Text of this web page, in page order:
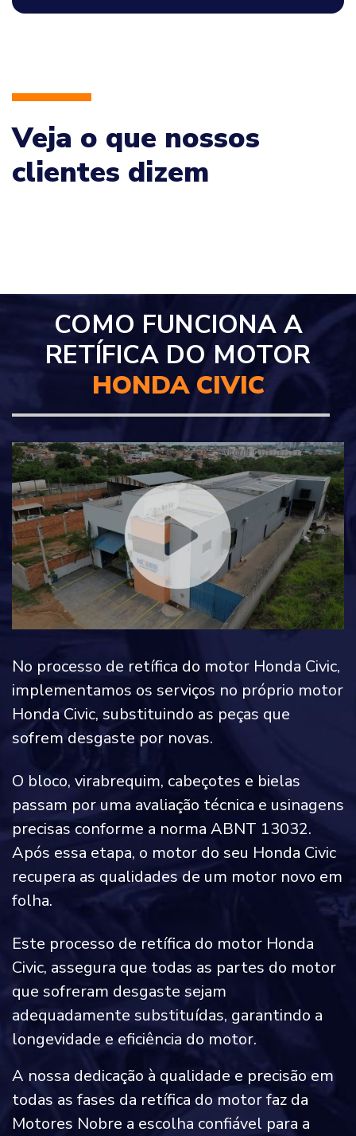
Veja o que nossos
clientes dizem
COMO FUNCIONA A
RETÍFICA DO MOTOR
HONDA CIVIC
No processo de retífica do motor Honda Civic,
implementamos os serviços no próprio motor
Honda Civic, substituindo as peças que
sofrem desgaste por novas.
O bloco, virabrequim, cabeçotes e bielas
passam por uma avaliação técnica e usinagens
precisas conforme a norma ABNT 13032.
Após essa etapa, o motor do seu Honda Civic
recupera as qualidades de um motor novo em
folha.
Este processo de retífica do motor Honda
Civic, assegura que todas as partes do motor
que sofreram desgaste sejam
adequadamente substituídas, garantindo a
longevidade e eficiência do motor.
A nossa dedicação à qualidade e precisão em
todas as fases da retífica do motor faz da
Motores Nobre a escolha confiável para a